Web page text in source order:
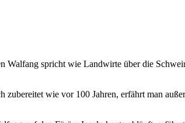
Walfang spricht wie Landwirte über die
wie vor 100 Jahren, erfährt man